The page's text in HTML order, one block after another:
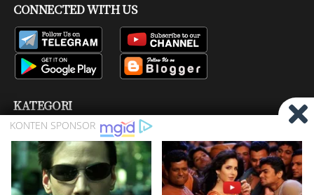
CONNECTED WITH US
KATEGORI
Channel Tv Firmware
Ragam
Satelit